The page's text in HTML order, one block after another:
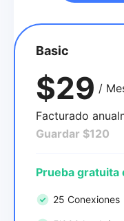
Basic
$29 /
Facturado
Guardar $120
Prueba gratuita
25 Conexiones